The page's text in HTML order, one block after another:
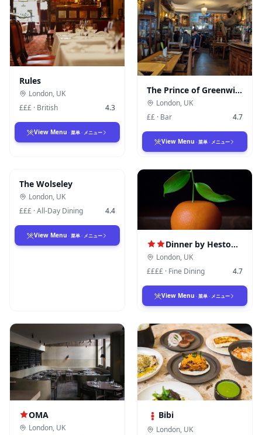
Rules
London, UK
£££ · British 4.3
View Menu · 菜单 · メニュー
The Prince of Greenwich Pub
London, UK
££ · Bar 4.7
View Menu · 菜单 · メニュー
The Wolseley
London, UK
£££ ·All-Day Dining 4.4
View Menu · 菜单 · メニュー
Dinner by Heston Blumenthal
London, UK
££££ · Fine Dining 4.7
View Menu · 菜单 · メニュー
OMA
London, UK
Bibi
London, UK